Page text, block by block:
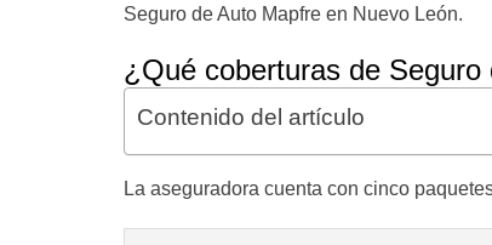
Seguro de Auto Mapfre en Nuevo León.
¿Qué coberturas de
Contenido del artículo
La aseguradora cuenta con cinco